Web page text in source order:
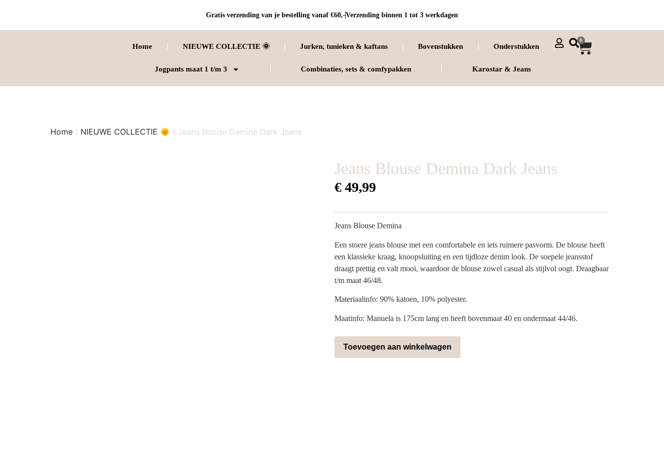
Gratis verzending van je bestelling vanaf €60,-Verzending binnen 1 tot 3 werkdagen
Home NIEUWE COLLECTIE 🌞 Jurken, tunieken & kaftans Bovenstukken Onderstukken
Jogpants maat 1 t/m 3 Combinaties, sets & comfypakken Karostar & Jeans
0
Home / NIEUWE COLLECTIE 🌞 / Jeans Blouse Demina Dark Jeans
Jeans Blouse Demina Dark Jeans
€49,99
Jeans Blouse Demina
Een stoere jeans blouse met een comfortabele en iets ruimere pasvorm. De blouse heeft
een klassieke kraag, knoopsluiting en een tijdloze denim look. De soepele jeansstof
draagt prettig en valt mooi, waardoor de blouse zowel casual als stijlvol oogt. Draagbaar
t/m maat 46/48.
Materiaalinfo: 90% katoen, 10% polyester.
Maatinfo: Manuela is 175cm lang en heeft bovenmaat 40 en ondermaat 44/46.
Toevoegen aan winkelwagen